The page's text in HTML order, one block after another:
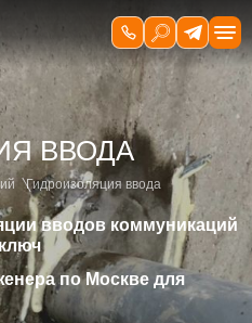
ВВОДА
Гидроизоляция ввода
вводов коммуникаций
по Москве для